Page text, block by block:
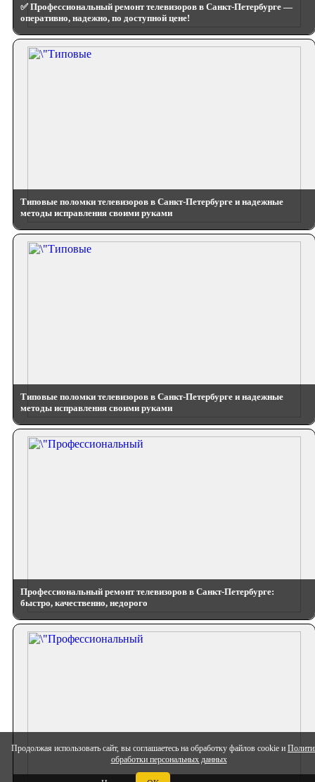
Продолжая использовать сайт, вы соглашаетесь на обработку файлов cookie и
обработки персональных данных
✅ Профессиональный ремонт телевизоров в Санкт-Петербурге —
оперативно, надежно, по доступной цене!
Типовые поломки телевизоров в Санкт-Петербурге и надежные
методы исправления своими руками
Типовые поломки телевизоров в Санкт-Петербурге и надежные
методы исправления своими руками
Профессиональный ремонт телевизоров в Санкт-Петербурге:
быстро, качественно, недорого